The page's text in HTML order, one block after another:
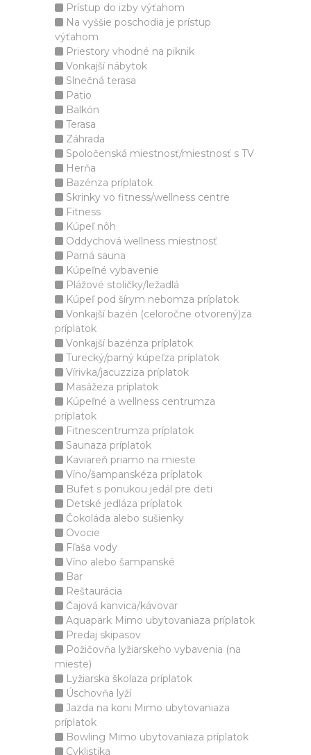
Prístup do izby výťahom
Na vyššie poschodia je prístup
výťahom
Priestory vhodné na piknik
Vonkajší nábytok
Slnečná terasa
Patio
Balkón
Terasa
Záhrada
Spoločenská miestnosť/miestnosť s TV
Herňa
Bazénza príplatok
Skrinky vo fitness/wellness centre
Fitness
Kúpeľ nôh
Oddychová wellness miestnosť
Parná sauna
Kúpeľné vybavenie
Plážové stoličky/ležadlá
Kúpeľ pod šírym nebomza príplatok
Vonkajší bazén (celoročne otvorený)za
príplatok
Vonkajší bazénza príplatok
Turecký/parný kúpeľza príplatok
Vírivka/jacuzziza príplatok
Masážeza príplatok
Kúpeľné a wellness centrumza
príplatok
Fitnescentrumza príplatok
Saunaza príplatok
Kaviareň priamo na mieste
Víno/šampanskéza príplatok
Bufet s ponukou jedál pre deti
Detské jedláza príplatok
Čokoláda alebo sušienky
Ovocie
Fľaša vody
Víno alebo šampanské
Bar
Reštaurácia
Čajová kanvica/kávovar
Aquapark Mimo ubytovaniaza príplatok
Predaj skipasov
Požičovňa lyžiarskeho vybavenia (na
mieste)
Lyžiarska školaza príplatok
Úschovňa lyží
Jazda na koni Mimo ubytovaniaza
príplatok
Bowling Mimo ubytovaniaza príplatok
Cyklistika